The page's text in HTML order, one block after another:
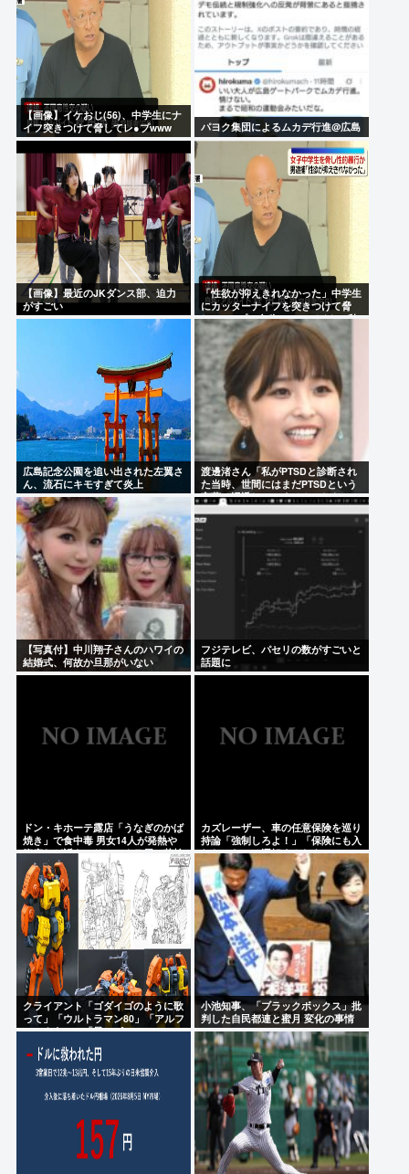
山本舞香、第1子出産を報告「母子ともに健康」…夫
のマイファス・Hiroは「いいね」 森進一&森昌子さ
フジテレビで無修正の勃起ちんぽが流れる放送事故
が発生
広末涼子さん 病気を患っていた
Powered by livedoor 相互RSS
【画像】イケおじ(56)、中学生にナ
イフ突きつけて脅してレ●プwww
パヨク集団によるムカデ行進@広島
【画像】最近のJKダンス部、迫力
がすごい
「性欲が抑えきれなかった」中学生
にカッターナイフを突きつけて脅
し、レ●プ。自称・アルバイトの秋
田英男(56)が逮捕される
広島記念公園を追い出された左翼さ
ん、流石にキモすぎて炎上
渡邊渚さん「私がPTSDと診断され
た当時、世間にはまだPTSDという
言葉は浸透していませんでした」
【写真付】中川翔子さんのハワイの
結婚式、何故か旦那がいない
フジテレビ、パセリの数がすごいと
話題に
ドン・キホーテ露店「うなぎのかば
焼き」で食中毒 男女14人が発熱や
腹痛など訴え…サルモネラ属の菌検
出
カズレーザー、車の任意保険を巡り
持論「強制しろよ！」「保険にも入
れないヤツは運転すんなよ」
クライアント「ゴダイゴのように歌
って」「ウルトラマン80」「アルフ
ィのように」「星のピアス」
小池知事、「ブラックボックス」批
判した自民都連と蜜月 変化の事情